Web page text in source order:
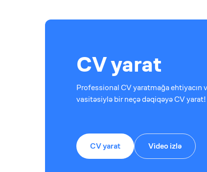
CV yarat
Professional CV yaratmağa ehtiyacın
vasitəsiylə bir neçə dəqiqəyə CV yarat!
CV yarat Video izlə